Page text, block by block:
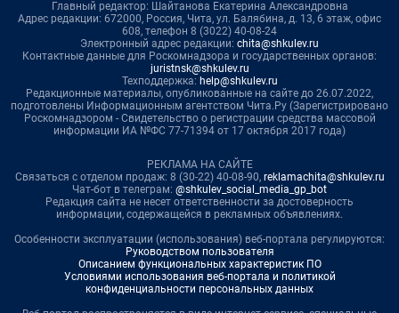
Главный редактор: Шайтанова Екатерина Александровна
Адрес редакции: 672000, Россия, Чита, ул. Балябина, д. 13, 6 этаж, офис
608, телефон 8 (3022) 40-08-24
Электронный адрес редакции: chita@shkulev.ru
Контактные данные для Роскомнадзора и государственных органов:
juristnsk@shkulev.ru
Техподдержка: help@shkulev.ru
Редакционные материалы, опубликованные на сайте до 26.07.2022,
подготовлены Информационным агентством Чита.Ру (Зарегистрировано
Роскомнадзором - Свидетельство о регистрации средства массовой
информации ИА №ФС 77-71394 от 17 октября 2017 года)
РЕКЛАМА НА САЙТЕ
Связаться с отделом продаж: 8 (30-22) 40-08-90, reklamachita@shkulev.ru
Чат-бот в телеграм: @shkulev_social_media_gp_bot
Редакция сайта не несет ответственности за достоверность
информации, содержащейся в рекламных объявлениях.
Особенности эксплуатации (использования) веб-портала регулируются:
Руководством пользователя
Описанием функциональных характеристик ПО
Условиями использования веб-портала и политикой
конфиденциальности персональных данных